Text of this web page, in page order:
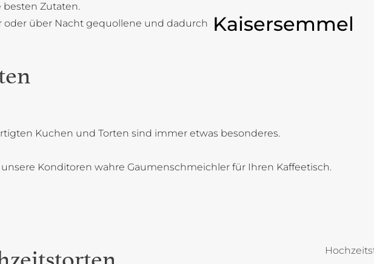
besten Zutaten.
oder über Nacht gequollene und dadurch
Kaisersemmel
Kuchen und Torten sind immer etwas besonderes.
Konditoren wahre Gaumenschmeichler für Ihren Kaffeetisch.